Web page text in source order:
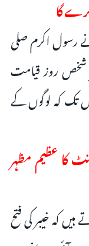
رسول اکرم صلی
شخص روز قیامت
تک کہ لوگوں کے
کا عظیم مظہر
کہ خیبر کی فتح